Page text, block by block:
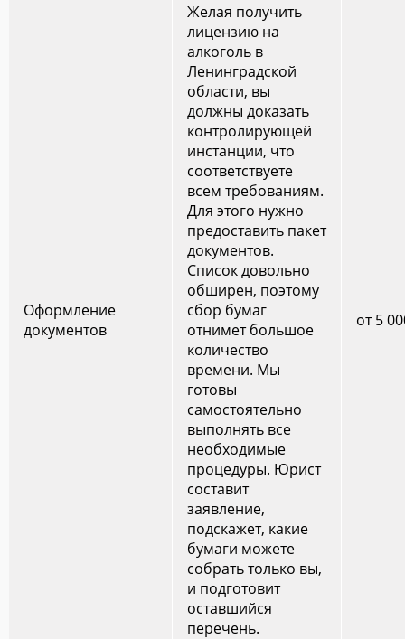
Оформление
документов
Желая получить
лицензию на
алкоголь в
Ленинградской
области, вы
должны доказать
контролирующей
инстанции, что
соответствуете
всем требованиям.
Для этого нужно
предоставить пакет
документов.
Список довольно
обширен, поэтому
сбор бумаг
отнимет большое
количество
времени. Мы
готовы
самостоятельно
выполнять все
необходимые
процедуры. Юрист
составит
заявление,
подскажет, какие
бумаги можете
собрать только вы,
и подготовит
оставшийся
перечень.
от 5